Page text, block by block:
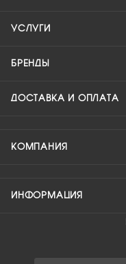
УСЛУГИ
БРЕНДЫ
ДОСТАВКА И ОПЛАТА
КОМПАНИЯ
ИНФОРМАЦИЯ